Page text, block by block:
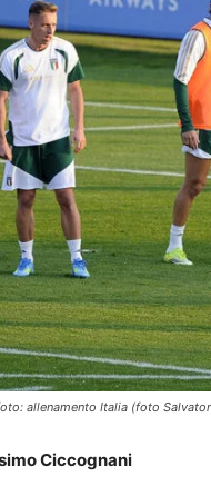
allenamento Italia (foto
Ciccognani